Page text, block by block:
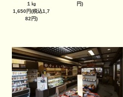
１㎏
1,650円(税込1,7
82円)
円)